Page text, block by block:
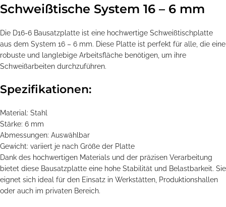
Schweißtische System 16 – 6 mm
Die D16-6 Bausatzplatte ist eine hochwertige Schweißtischplatte
aus dem System 16 – 6 mm. Diese Platte ist perfekt für alle, die eine
robuste und langlebige Arbeitsfläche benötigen, um ihre
Schweißarbeiten durchzuführen.
Spezifikationen:
Material: Stahl
Stärke: 6 mm
Abmessungen: Auswählbar
Gewicht: variiert je nach Größe der Platte
Dank des hochwertigen Materials und der präzisen Verarbeitung
bietet diese Bausatzplatte eine hohe Stabilität und Belastbarkeit. Sie
eignet sich ideal für den Einsatz in Werkstätten, Produktionshallen
oder auch im privaten Bereich.